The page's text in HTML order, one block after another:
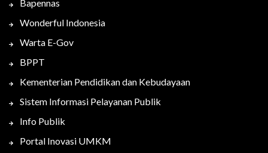
Bapennas
Wonderful Indonesia
Warta E-Gov
BPPT
Kementerian Pendidikan dan Kebudayaan
Sistem Informasi Pelayanan Publik
Info Publik
Portal Inovasi UMKM